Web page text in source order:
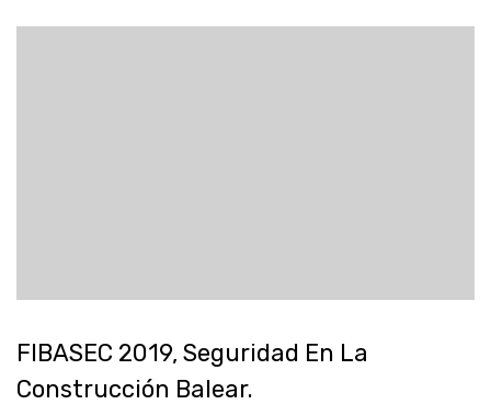
FIBASEC 2019, Seguridad En La
Construcción Balear.